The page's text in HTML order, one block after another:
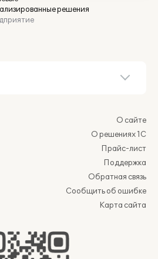
решения
О сайте
О решениях 1С
Прайс-лист
Поддержка
Обратная связь
Сообщить об ошибке
Карта сайта